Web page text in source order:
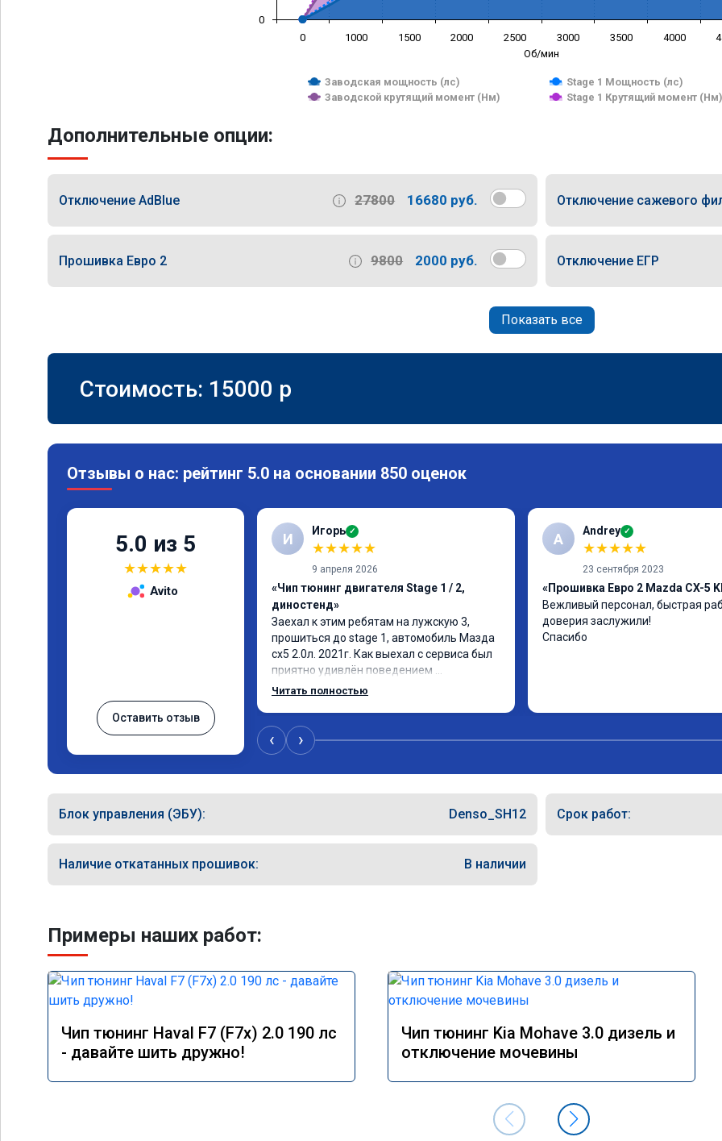
Об/мин
Заводская мощность (лс)
Stage 1 Мощность (лс)
Заводской крутящий момент (Нм)
Stage 1 Крутящий момент (Нм)
0 1000 1500 2000 2500 3000 3500 4000
0
Дополнительные опции:
Отключение AdBlue 27800 16680 руб. Отключение сажевого
Прошивка Евро 2 9800 2000 руб. Отключение ЕГР
Показать все
Стоимость: 15000 p
Отзывы о нас: рейтинг 5.0 на основании 850 оценок
5.0 из 5
★★★★★
Avito
Оставить отзыв
И Игорь ✓
★★★★★
9 апреля 2026
«Чип тюнинг двигателя Stage 1 / 2,
диностенд»
Заехал к этим ребятам на лужскую 3,
прошиться до stage 1, автомобиль Мазда
сх5 2.0л. 2021г. Как выехал с сервиса был
приятно удивлён поведением
автомобиля, педаль газа стала
изменился. В общем очень рад и советую
данную процедуру. Если ваш автомобиль
Читать полностью
A Andrey ✓
★★★★★
23 сентября 2023
«Прошивка Евро 2 Mazda CX-5
Вежливый персонал, быстрая
доверия заслужили!
Спасибо
‹ ›
Блок управления (ЭБУ): Denso_SH12 Срок работ:
Наличие откатанных прошивок: В наличии
Примеры наших работ:
Чип тюнинг Haval F7 (F7x) 2.0 190 лс
- давайте шить дружно!
Чип тюнинг Kia Mohave 3.0 дизель и
отключение мочевины